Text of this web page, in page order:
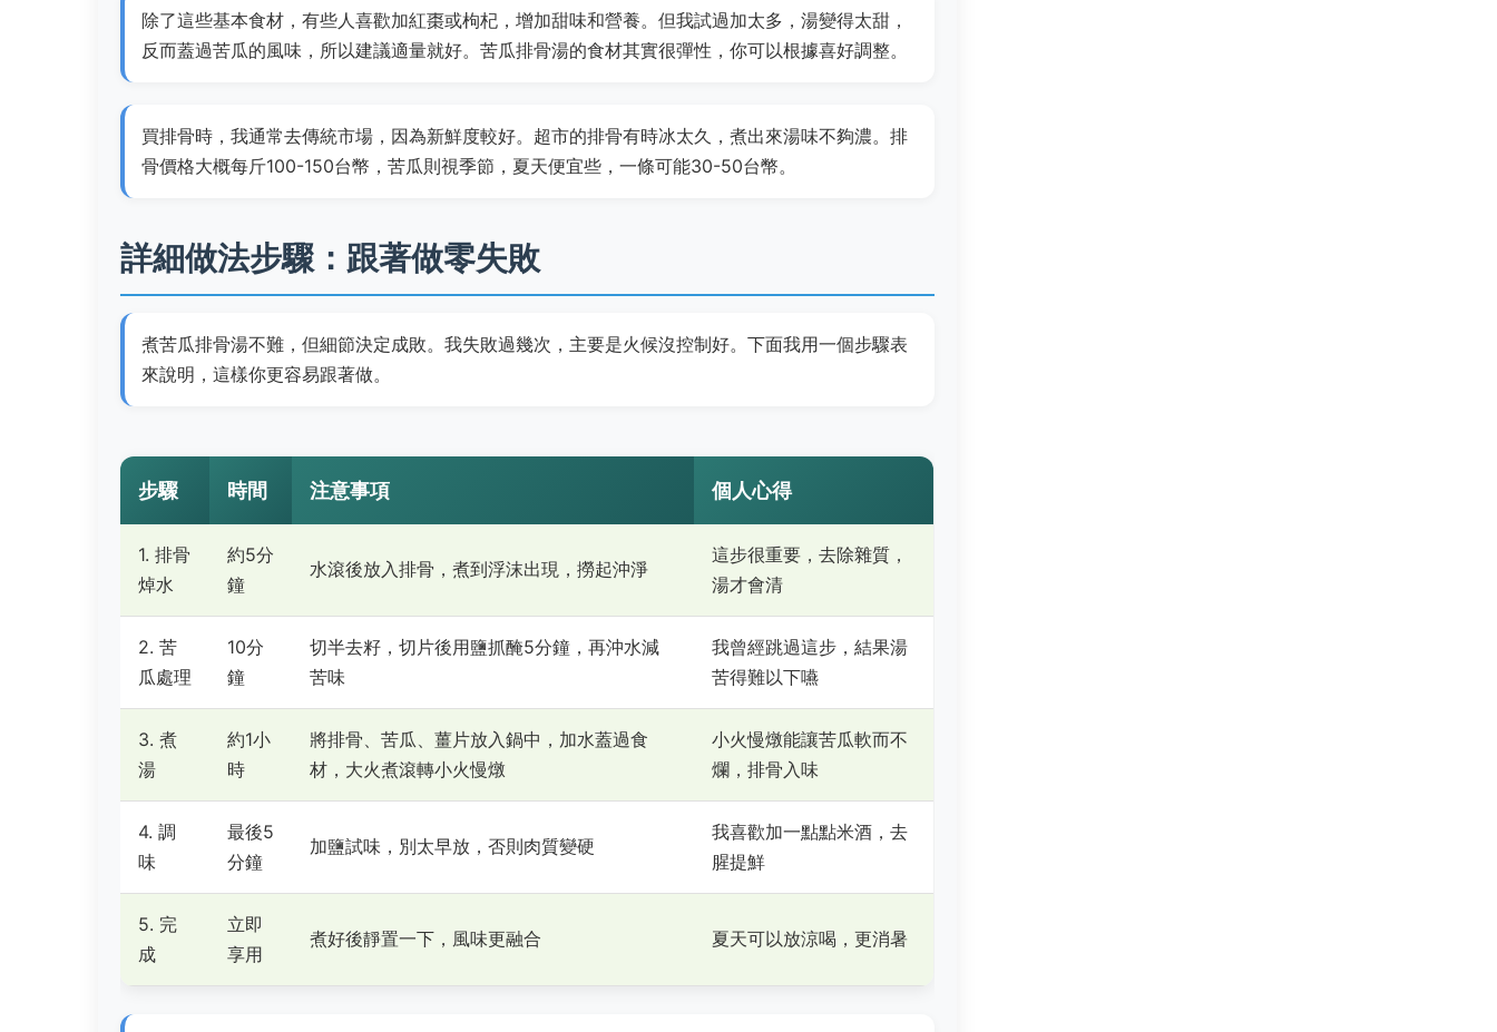
除了這些基本食材，有些人喜歡加紅棗或枸杞，增加甜味和營養。但我試過加太多，湯變得太甜，
反而蓋過苦瓜的風味，所以建議適量就好。苦瓜排骨湯的食材其實很彈性，你可以根據喜好調整。
買排骨時，我通常去傳統市場，因為新鮮度較好。超市的排骨有時冰太久，煮出來湯味不夠濃。排
骨價格大概每斤100-150台幣，苦瓜則視季節，夏天便宜些，一條可能30-50台幣。
詳細做法步驟：跟著做零失敗
煮苦瓜排骨湯不難，但細節決定成敗。我失敗過幾次，主要是火候沒控制好。下面我用一個步驟表
來說明，這樣你更容易跟著做。
步驟 時間 注意事項 個人心得
1. 排骨
焯水
約5分
鐘
水滾後放入排骨，煮到浮沫出現，撈起沖淨
這步很重要，去除雜質，
湯才會清
2. 苦
瓜處理
10分
鐘
切半去籽，切片後用鹽抓醃5分鐘，再沖水減
苦味
我曾經跳過這步，結果湯
苦得難以下嚥
3. 煮
湯
約1小
時
將排骨、苦瓜、薑片放入鍋中，加水蓋過食
材，大火煮滾轉小火慢燉
小火慢燉能讓苦瓜軟而不
爛，排骨入味
4. 調
味
最後5
分鐘
加鹽試味，別太早放，否則肉質變硬
我喜歡加一點點米酒，去
腥提鮮
5. 完
成
立即
享用
煮好後靜置一下，風味更融合 夏天可以放涼喝，更消暑